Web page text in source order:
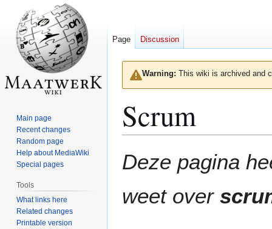
Warning: This wiki is archived and
Scrum
to
to
Deze pagina
weet over
Page Discussion
Main page
Recent changes
Random page
Help about MediaWiki
Special pages
Tools
What links here
Related changes
Printable version